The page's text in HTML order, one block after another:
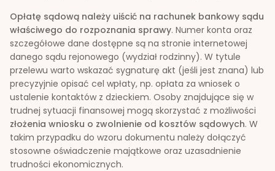
Opłatę sądową należy uiścić na rachunek bankowy sądu
właściwego do rozpoznania sprawy. Numer konta oraz
szczegółowe dane dostępne są na stronie internetowej
danego sądu rejonowego (wydział rodzinny). W tytule
przelewu warto wskazać sygnaturę akt (jeśli jest znana) lub
precyzyjnie opisać cel wpłaty, np. opłata za wniosek o
ustalenie kontaktów z dzieckiem. Osoby znajdujące się w
trudnej sytuacji finansowej mogą skorzystać z możliwości
złożenia wniosku o zwolnienie od kosztów sądowych. W
takim przypadku do wzoru dokumentu należy dołączyć
stosowne oświadczenie majątkowe oraz uzasadnienie
trudności ekonomicznych.